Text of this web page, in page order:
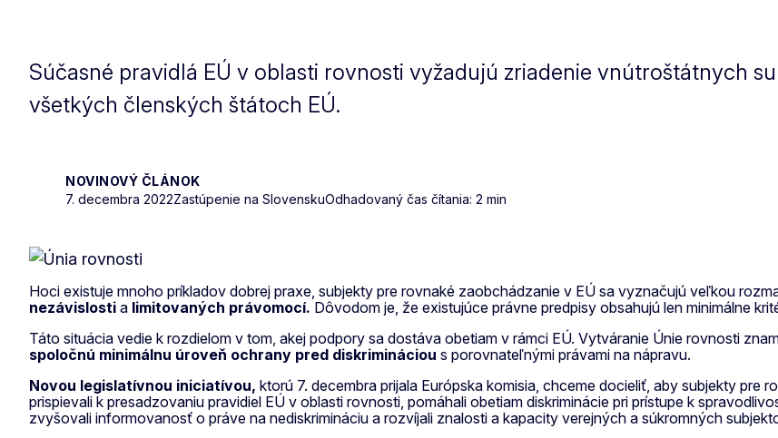
Súčasné pravidlá EÚ v oblasti rovnosti vyžadujú zriadenie vnútroštátnych
všetkých členských štátoch EÚ.
NOVINOVÝ ČLÁNOK
7. decembra 2022Zastúpenie na SlovenskuOdhadovaný čas čítania: 2 min
Hoci existuje mnoho príkladov dobrej praxe, subjekty pre rovnaké zaobchádzanie v EÚ sa vyznačujú veľkou
nezávislosti a limitovaných právomocí. Dôvodom je, že existujúce právne predpisy obsahujú len minimálne
Táto situácia vedie k rozdielom v tom, akej podpory sa dostáva obetiam v rámci EÚ. Vytváranie Únie rovnosti
spoločnú minimálnu úroveň ochrany pred diskrimináciou s porovnateľnými právami na nápravu.
Novou legislatívnou iniciatívou, ktorú 7. decembra prijala Európska komisia, chceme docieliť, aby subjekty
prispievali k presadzovaniu pravidiel EÚ v oblasti rovnosti, pomáhali obetiam diskriminácie pri prístupe k
zvyšovali informovanosť o práve na nediskrimináciu a rozvíjali znalosti a kapacity verejných a súkromných